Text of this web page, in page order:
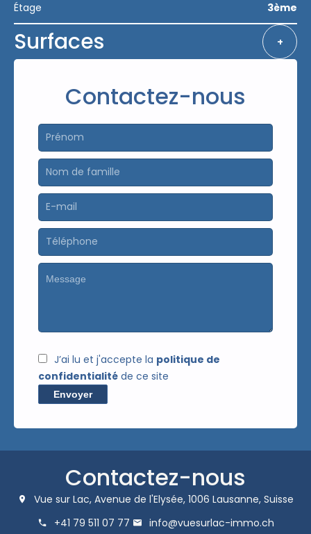
Étage 3ème
Surfaces +
Contactez-nous
J’ai lu et j'accepte la politique de
confidentialité de ce site
Envoyer
Contactez-nous
Vue sur Lac, Avenue de l'Elysée, 1006 Lausanne, Suisse
+41 79 511 07 77
info@vuesurlac-immo.ch